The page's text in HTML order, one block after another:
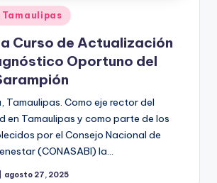
Tamaulipas
Curso de Actualización
Oportuno del
Tamaulipas. Como eje rector del
en Tamaulipas y como parte de los
por el Consejo Nacional de
(CONASABI) la…
agosto 27, 2025